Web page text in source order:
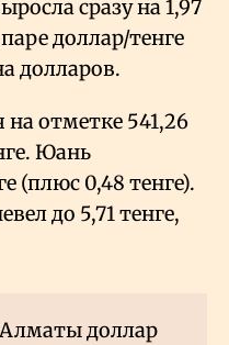
сразу на 1,97
доллар/тенге
долларов.
отметке 541,26
Юань
(плюс 0,48 тенге).
до 5,71 тенге,
доллар